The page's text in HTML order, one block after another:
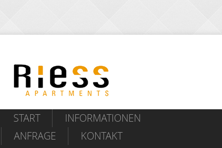
START
INFORMATIONEN
ANFRAGE
KONTAKT